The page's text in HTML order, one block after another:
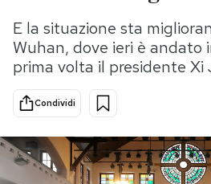
Scienza
Cultura
Sport
PODCAST
E la situazione sta
Wuhan, dove ieri è andato
prima volta il presidente Xi
Condividi